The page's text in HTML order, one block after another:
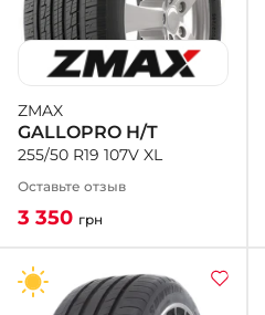
ZMAX
GALLOPRO H/T
255/50 R19 107V XL
Оставьте отзыв
3 350 грн